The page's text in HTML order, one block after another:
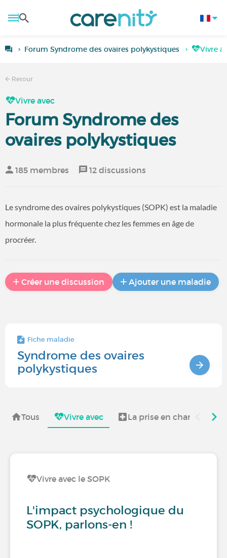
Forum Syndrome des ovaires polykystiques Vivre
Retour
Vivre avec
Forum Syndrome des
ovaires polykystiques
185 membres 12 discussions
Le syndrome des ovaires polykystiques (SOPK) est la maladie
hormonale la plus fréquente chez les femmes en âge de
procréer.
Créer une discussion Ajouter une maladie
Fiche maladie
Syndrome des ovaires
polykystiques
Tous Vivre avec La prise en charge du
Vivre avec le SOPK
L'impact psychologique du
SOPK, parlons-en !